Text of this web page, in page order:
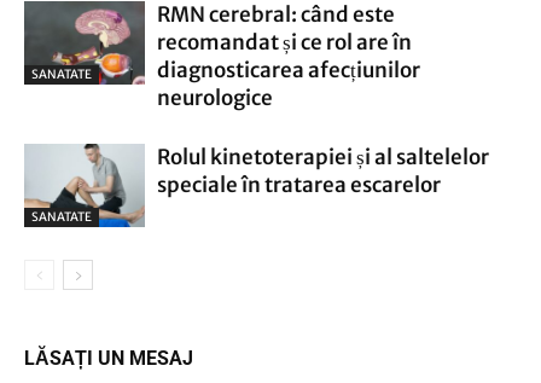
SANATATE
RMN cerebral: când este
recomandat și ce rol are în
diagnosticarea afecțiunilor
neurologice
SANATATE
Rolul kinetoterapiei și al saltelelor
speciale în tratarea escarelor
LĂSAȚI UN MESAJ